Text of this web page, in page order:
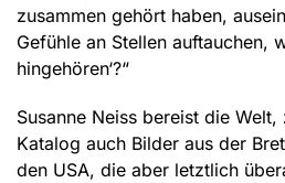
zusammen gehört haben,
Gefühle an Stellen auftauchen,
hingehören‘?“
Susanne Neiss bereist die
Katalog auch Bilder aus der
den USA, die aber letztlich